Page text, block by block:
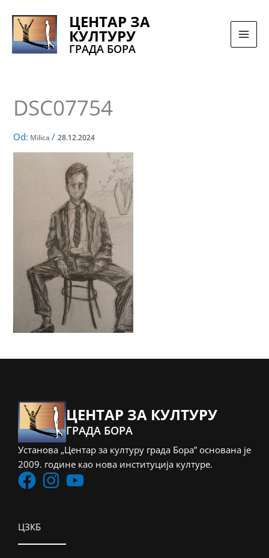
sadržaj
ЦЕНТАР ЗА
КУЛТУРУ
ГРАДА БОРА
DSC07754
Od: Milica/28.12.2024
ЦЕНТАР ЗА КУЛТУРУ
ГРАДА БОРА
Установа „Центар за културу града Бора” основана је
2009. године као нова институција културе.
ЦЗКБ